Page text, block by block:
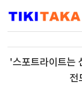
'스포트라이트는
전